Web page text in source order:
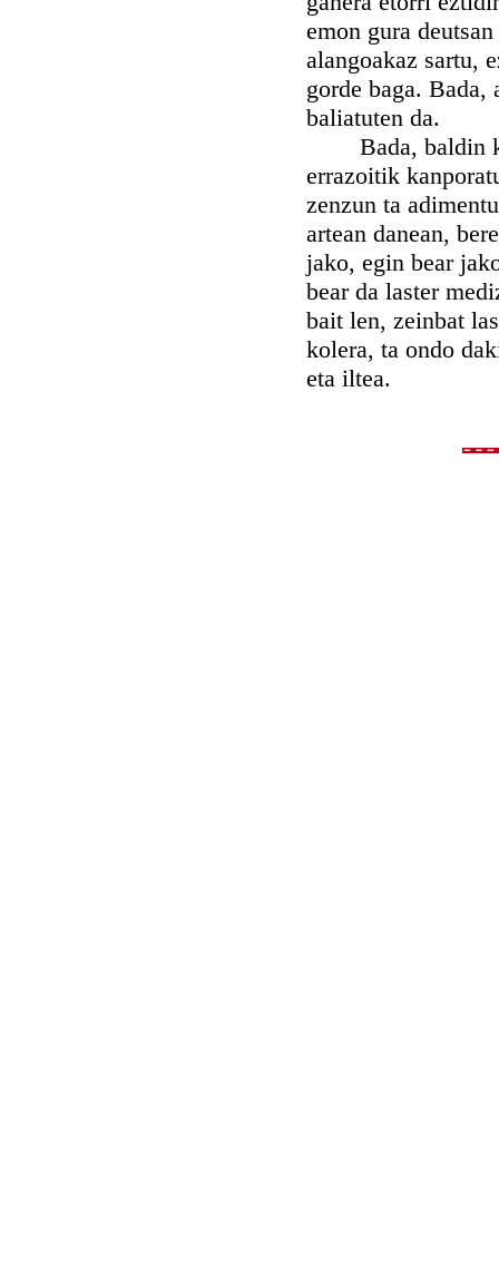
emon gura
alangoakaz sartu,
gorde baga. Bada,
baliatuten da.
Bada, baldin
errazoitik
zenzun ta
artean danean,
jako, egin bear
bear da laster
bait len, zeinbat
kolera, ta ondo
eta iltea.